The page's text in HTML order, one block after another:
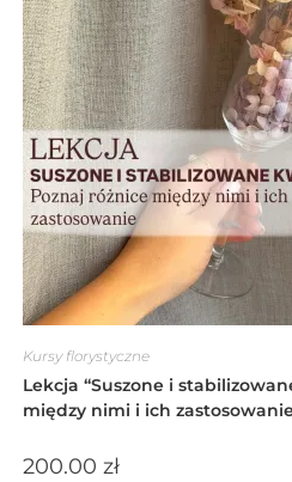
Kursy florystyczne
Lekcja “Suszone i
między nimi i ich
200.00 zł